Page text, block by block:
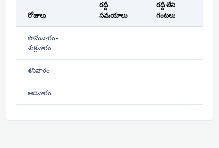
రోజులు
రద్దీ
సమయాలు
రద్దీ లేని
గంటలు
సోమవారం-
శుక్రవారం
శనివారం
ఆదివారం